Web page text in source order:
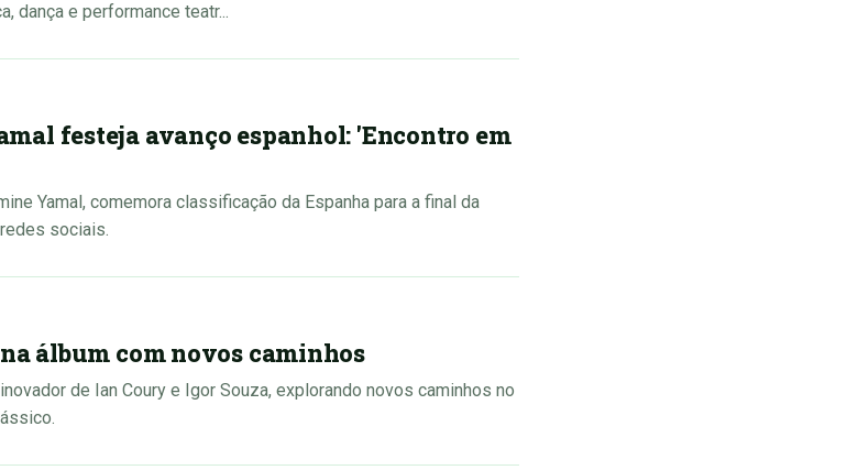
dança e performance teatr...
festeja avanço espanhol: 'Encontro em
Yamal, comemora classificação da Espanha para a final da
sociais.
álbum com novos caminhos
de Ian Coury e Igor Souza, explorando novos caminhos no